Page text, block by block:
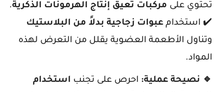
تحتوي على مركبات تعيق إنتاج الهرمونات الذكرية.
✔️ استخدام عبوات زجاجية بدلاً من البلاستيك
وتناول الأطعمة العضوية يقلل من التعرض لهذه
المواد.
🔹 نصيحة عملية: احرص على تجنب استخدام